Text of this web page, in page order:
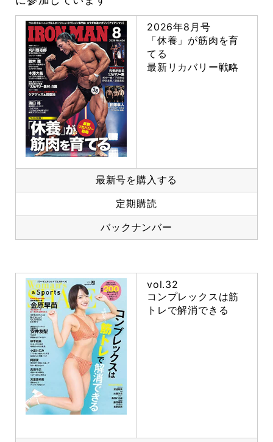
2026年8月号
「休養」が筋肉を育
てる
最新リカバリー戦略
最新号を購入する
定期購読
バックナンバー
vol.32
コンプレックスは筋
トレで解消できる